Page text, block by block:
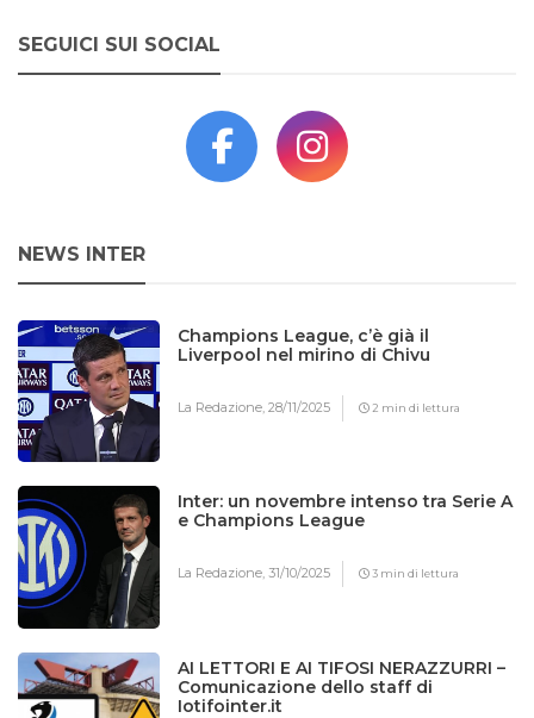
SEGUICI SUI SOCIAL
NEWS INTER
Champions League, c’è già il
Liverpool nel mirino di Chivu
La Redazione,28/11/2025 2 min di lettura
Inter: un novembre intenso tra Serie A
e Champions League
La Redazione,31/10/2025 3 min di lettura
AI LETTORI E AI TIFOSI NERAZZURRI –
Comunicazione dello staff di
Iotifointer.it